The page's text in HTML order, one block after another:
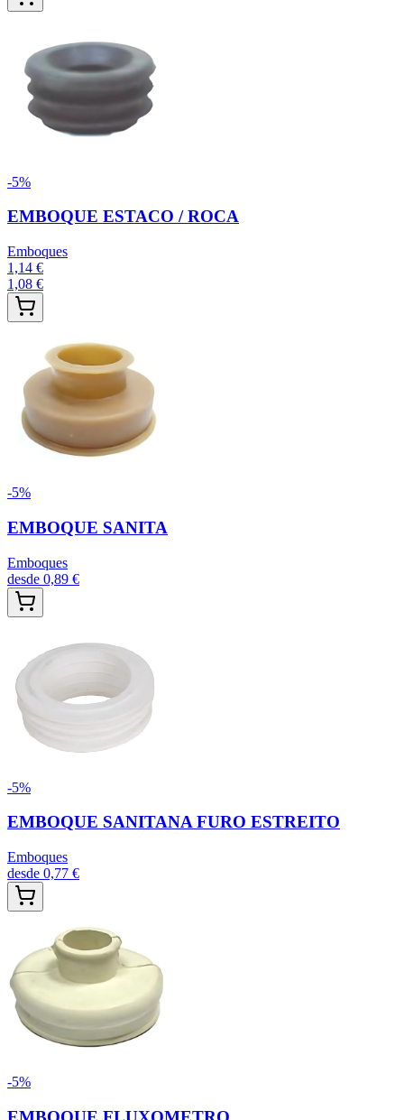
-5%
EMBOQUE ESTACO / ROCA
Emboques
1,14 €
1,08 €
-5%
EMBOQUE SANITA
Emboques
desde 0,89 €
-5%
EMBOQUE SANITANA FURO ESTREITO
Emboques
desde 0,77 €
-5%